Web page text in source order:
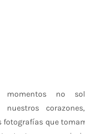
momentos no
nuestros
fotografías que